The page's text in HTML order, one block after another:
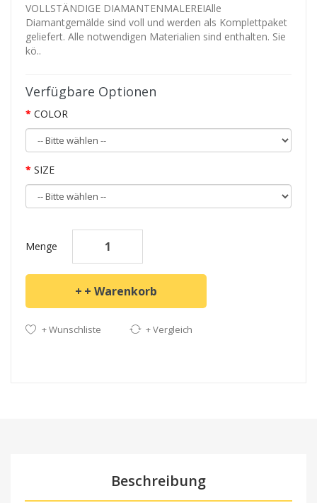
VOLLSTÄNDIGE DIAMANTENMALEREIAlle
Diamantgemälde sind voll und werden als Komplettpaket
geliefert. Alle notwendigen Materialien sind enthalten. Sie
kö..
Verfügbare Optionen
COLOR
SIZE
Menge
+ Warenkorb
+ Wunschliste + Vergleich
Beschreibung